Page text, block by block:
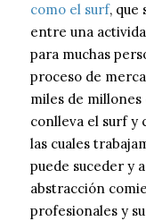
como el surf, que
entre una
para muchas
proceso de
miles de
conlleva el surf y
las cuales
puede suceder y
abstracción
profesionales y